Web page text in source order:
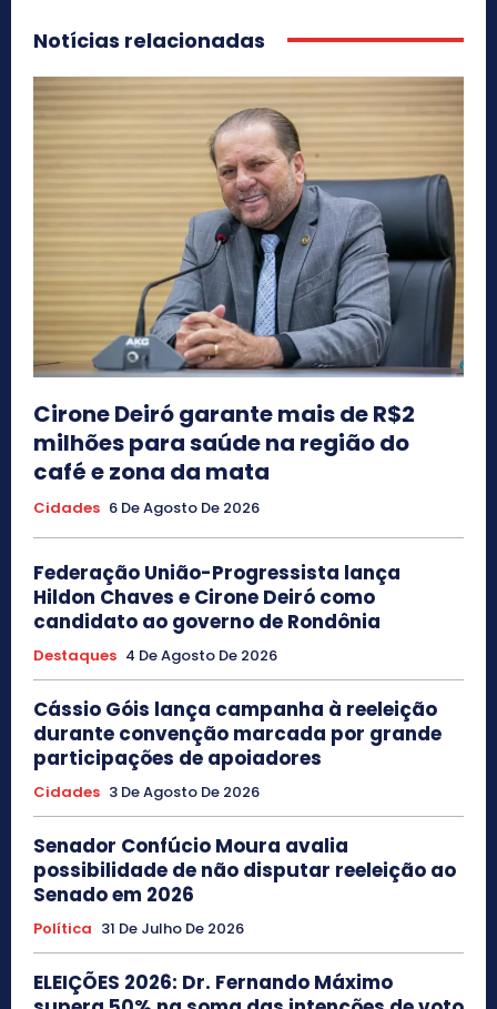
Notícias relacionadas
Cirone Deiró garante mais de R$2
milhões para saúde na região do
café e zona da mata
Cidades 6 De Agosto De 2026
Federação União-Progressista lança
Hildon Chaves e Cirone Deiró como
candidato ao governo de Rondônia
Destaques 4 De Agosto De 2026
Cássio Góis lança campanha à reeleição
durante convenção marcada por grande
participações de apoiadores
Cidades 3 De Agosto De 2026
Senador Confúcio Moura avalia
possibilidade de não disputar reeleição ao
Senado em 2026
Política 31 De Julho De 2026
ELEIÇÕES 2026: Dr. Fernando Máximo